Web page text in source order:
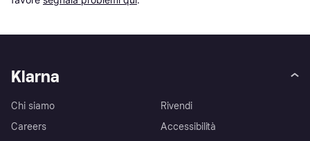
Klarna
Chi siamo
Careers
Rivendi
Accessibilità